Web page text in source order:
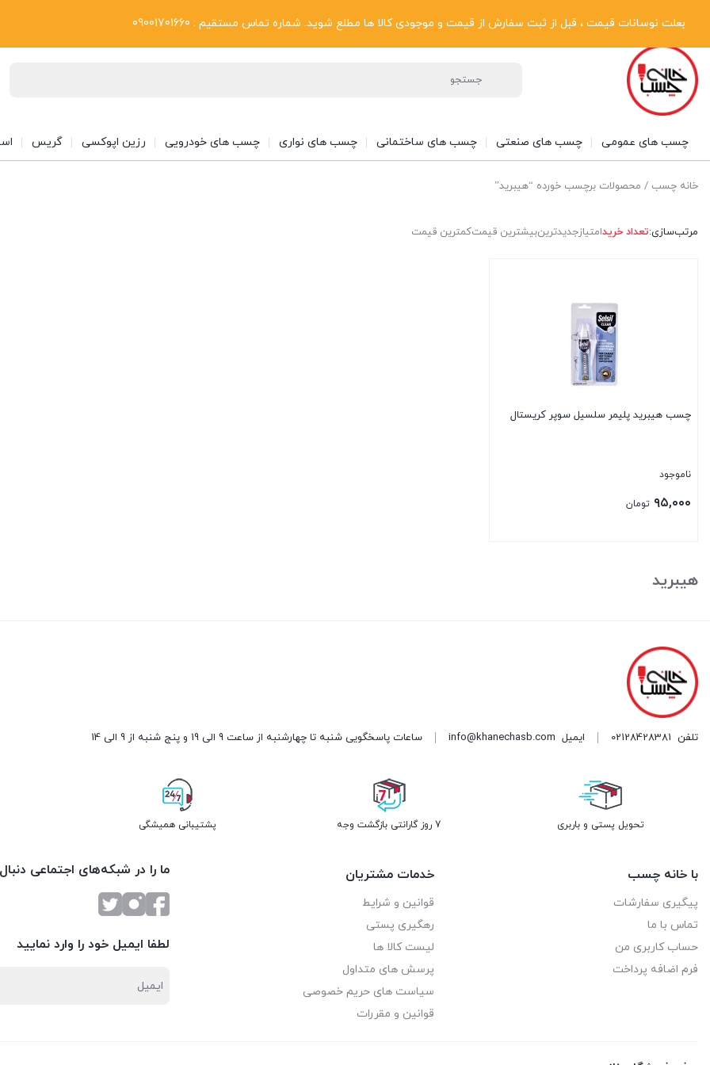
بعلت نوسانات قیمت ، قبل از ثبت سفارش از قیمت و موجودی کالا ها مطلع شوید. شماره تماس مستقیم : 09001701660
پیگیری سفارشات دریافت فاکتور رسمی تماس با ما درباره ما بلاگ
چسب های عمومی چسب های صنعتی چسب های ساختمانی چسب های نواری چسب های خودرویی رزین اپوکسی گریس
خانه چسب / محصولات برچسب خورده “هیبرید”
مرتب‌سازی:تعداد خریدامتیازجدیدترینبیشترین قیمتکمترین قیمت
چسب هیبرید پلیمر سلسیل سوپر کریستال
ناموجود
۹۵,۰۰۰ تومان
هیبرید
تلفن 02128428381 ایمیل info@khanechasb.com ساعات پاسخگویی شنبه تا چهارشنبه از ساعت 9 الی 19 و پنج شنبه از 9 الی 14
تحویل پستی و باربری 7 روز گارانتی بازگشت وجه پشتیبانی همیشگی
با خانه چسب
پیگیری سفارشات
تماس با ما
حساب کاربری من
فرم اضافه پرداخت
خدمات مشتریان
قوانین و شرایط
رهگیری پستی
لیست کالا ها
پرسش های متداول
سیاست های حریم خصوصی
قوانین و مقررات
ما را در شبکه‌های اجتماعی
لطفا ایمیل خود را وارد نمایید